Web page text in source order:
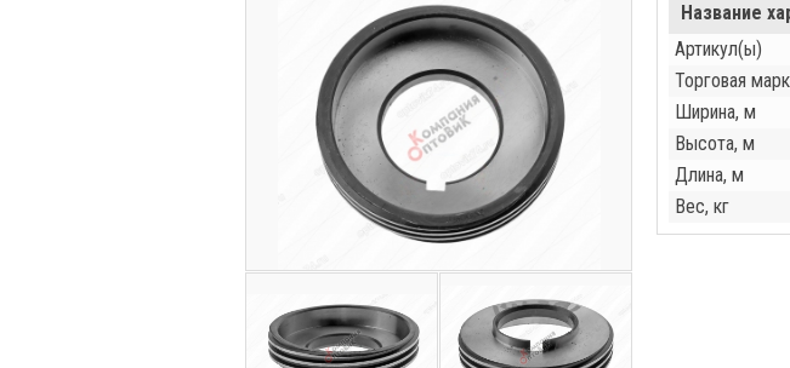
Название
Артикул(ы)
Торговая
Ширина, м
Высота, м
Длина, м
Вес, кг